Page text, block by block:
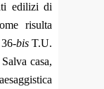
edilizi di
risulta
bisT.U.
casa,